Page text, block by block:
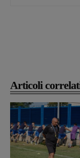
Articoli